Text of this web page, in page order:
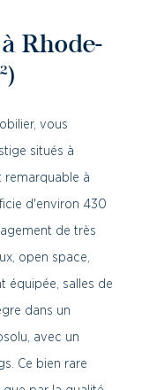
vous
situés à
remarquable à
d'environ 430
de très
open space,
équipée, salles de
dans un
avec un
Ce bien rare